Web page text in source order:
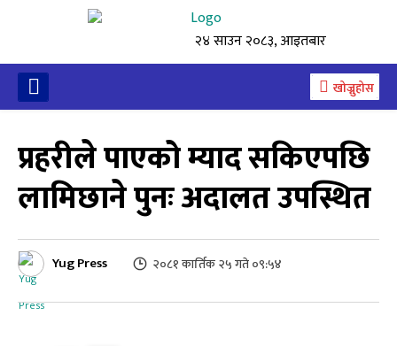
२४ साउन २०८३, आइतबार
खोज्नुहोस
प्रहरीले पाएको म्याद सकिएपछि
लामिछाने पुनः अदालत उपस्थित
Yug Press २०८१ कार्तिक २५ गते ०९:५४